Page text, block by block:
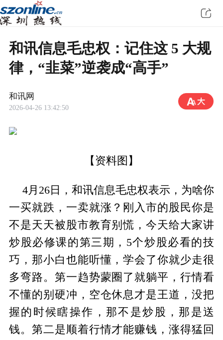
和讯信息毛忠权：记住这 5 大规
律，“韭菜”逆袭成“高手”
和讯网
2026-04-26 13:42:50
【资料图】
4月26日，和讯信息毛忠权表示，为啥你
一买就跌，一卖就涨？刚入市的股民你是
不是天天被股市教育别慌，今天给大家讲
炒股必修课的第三期，5个炒股必看的技
巧，那小白也能听懂，学会了你就少走很
多弯路。第一趋势蒙圈了就躺平，行情看
不懂的别硬冲，空仓休息才是王道，没把
握的时候瞎操作，那不是炒股，那是送
钱。第二是顺着行情才能赚钱，涨得猛回